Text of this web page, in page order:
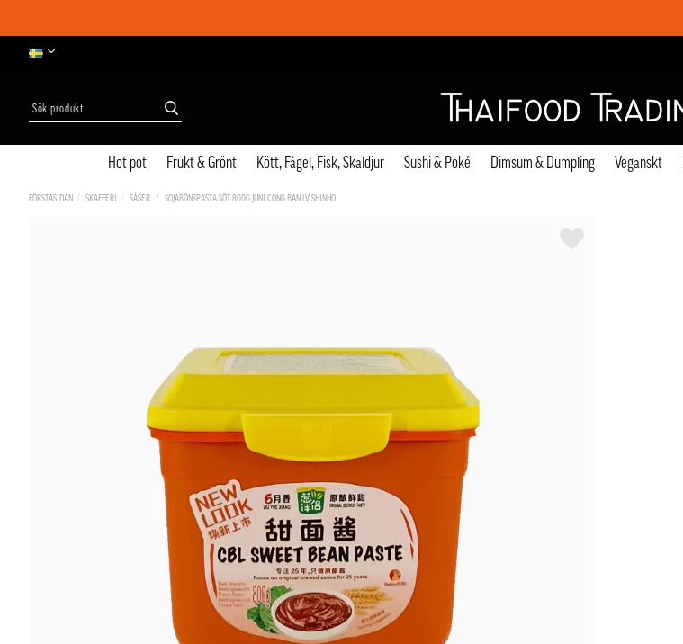
Hot pot Frukt & Grönt Kött, Fågel, Fisk, Skaldjur Sushi & Poké Dimsum & Dumpling Veganskt
FÖRSTASIDAN SKAFFERI SÅSER SOJABÖNSPASTA SÖT 800G JUNI CONG BAN LV SHINHO